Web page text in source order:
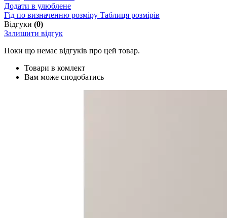
Додати в улюблене
Гід по визначенню розміру Таблиця розмірів
Відгуки (0)
Залишити відгук
Поки що немає відгуків про цей товар.
Товари в комлект
Вам може сподобатись